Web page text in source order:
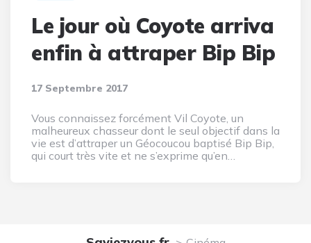
Le jour où Coyote arriva
enfin à attraper Bip Bip
17 Septembre 2017
Vous connaissez forcément Vil Coyote, un
malheureux chasseur dont le seul objectif dans la
vie est d’attraper un Géocoucou baptisé Bip Bip,
qui court très vite et ne s’exprime qu’en…